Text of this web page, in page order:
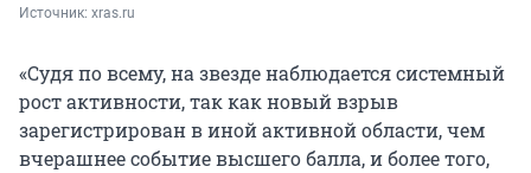
Источник: xras.ru
«Судя по всему, на звезде наблюдается системный
рост активности, так как новый взрыв
зарегистрирован в иной активной области, чем
вчерашнее событие высшего балла, и более того,